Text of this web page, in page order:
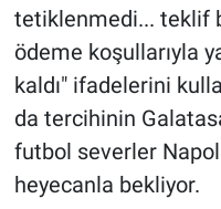
tetiklenmedi... teklif
ödeme koşullarıyla
kaldı" ifadelerini
da tercihinin
futbol severler
heyecanla bekliyor.